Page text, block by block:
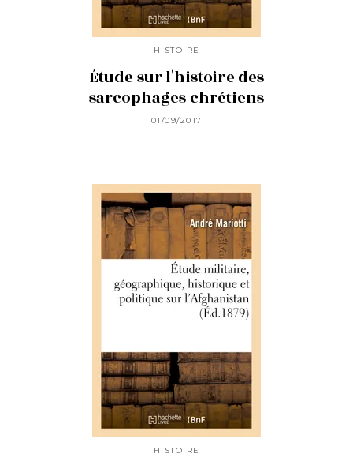
HISTOIRE
Étude sur l'histoire des
sarcophages chrétiens
01/09/2017
HISTOIRE